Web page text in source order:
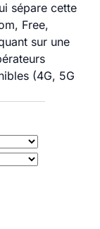
sépare cette
Free,
sur une
(4G, 5G